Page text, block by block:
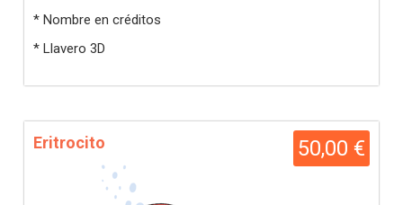
* Nombre en créditos
* Llavero 3D
50,00 €
Eritrocito